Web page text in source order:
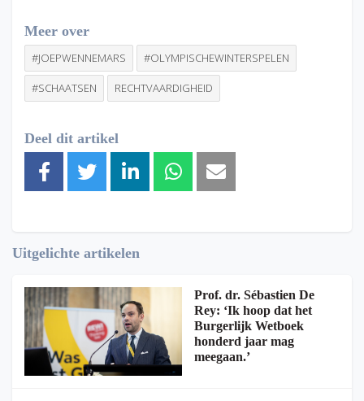
Meer over
#JOEPWENNEMARS #OLYMPISCHEWINTERSPELEN
#SCHAATSEN RECHTVAARDIGHEID
Deel dit artikel
Uitgelichte artikelen
Prof. dr. Sébastien De
Rey: ‘Ik hoop dat het
Burgerlijk Wetboek
honderd jaar mag
meegaan.’